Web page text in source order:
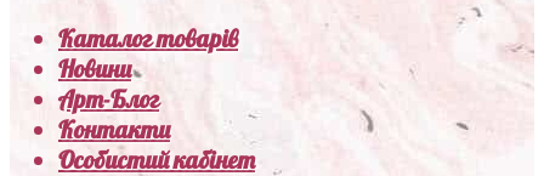
Каталог товарів
Новини
Арт-Блог
Контакти
Особистий кабінет